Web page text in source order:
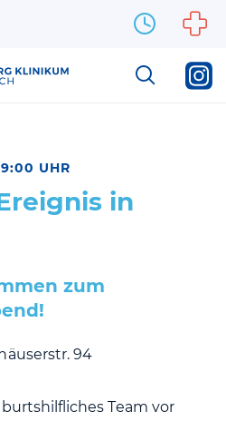
UHR
in
zum
94
Team vor